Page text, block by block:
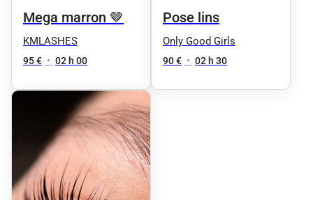
Mega marron 🤎
KMLASHES
95 € • 02 h 00
Pose lins
Only Good Girls
90 € • 02 h 30